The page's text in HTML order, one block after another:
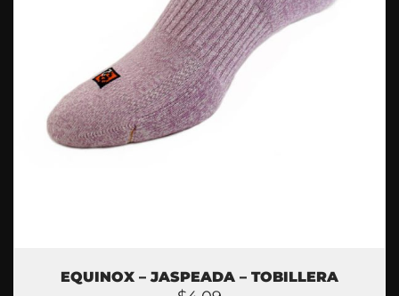
EQUINOX – JASPEADA – TOBILLERA